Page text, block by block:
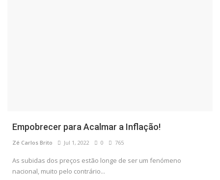
Empobrecer para Acalmar a Inflação!
Zé Carlos Brito Jul 1, 2022 0 765
As subidas dos preços estão longe de ser um fenómeno
nacional, muito pelo contrário...